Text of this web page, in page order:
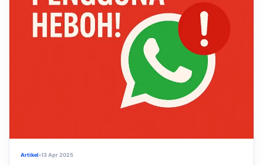
Artikel•13 Apr 2025